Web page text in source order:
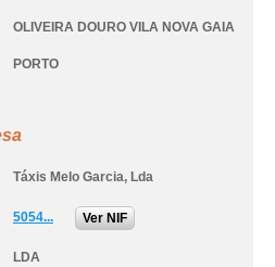
OLIVEIRA DOURO VILA NOVA GAIA
PORTO
Táxis Melo Garcia, Lda
5054... Ver NIF
LDA